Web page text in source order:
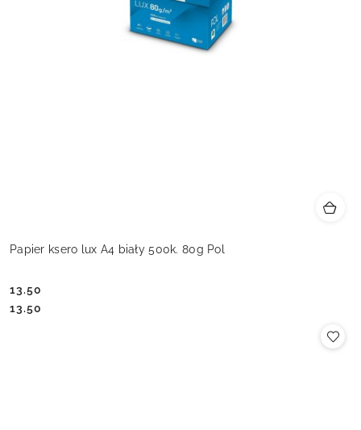
Papier ksero lux A4 biały 500k. 80g Pol
Cena:
13.50
Cena:
13.50